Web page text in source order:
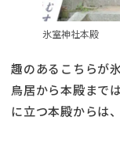
氷室神社本殿
趣のあるこちらが
鳥居から本殿まで
に立つ本殿からは